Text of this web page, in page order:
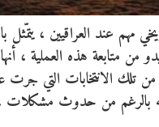
عند العراقيين ، يتمّثل
من متابعة هذه العملية ،
انه بالرغم من حدوث